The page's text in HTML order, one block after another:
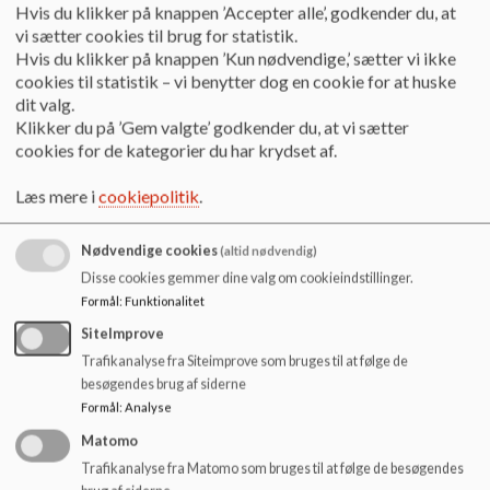
Vi har samling for børnemiljøet en dag om ugen, hvor der
bliver sunget sange og givet beskeder af elever, pædagoger
og lærere.
I Nordhuset er der samling hver anden uge, hvor der er oplæg,
vises nyheder og meget andet.
Et af årets højdepunkter er, når vi omdanner skolen til en
Miniby i en uge i foråret. Her arbejder vi på tværs af årgange
Dagen inden efterårsferien afholder vi skolernes motionsløb,
hvor alle forældre også er velkomne til at løbe med.
Vores elevråd arrangerer på tværs af årgangene
høvdingebold og nissecup for elever i børnemiljøet.
Vi pynter hele skolen op ved fælles juleklippedag i starten af
december. Inden juleferien går vi i kirke og ser 3. årgang, der
har forberedt årets krybbespil.
Hvis du klikker på knappen ’Accepter alle’, godkender du, at
vi sætter cookies til brug for statistik.
Hvis du klikker på knappen ’Kun nødvendige,’ sætter vi ikke
cookies til statistik – vi benytter dog en cookie for at huske
dit valg.
Klikker du på ’Gem valgte’ godkender du, at vi sætter
cookies for de kategorier du har krydset af.
Læs mere icookiepolitik.
Nødvendige cookies(altid nødvendig)
Disse cookies gemmer dine valg om cookieindstillinger.
Formål: Funktionalitet
SiteImprove
Trafikanalyse fra Siteimprove som bruges til at følge de
besøgendes brug af siderne
Formål : Analyse
Matomo
Trafikanalyse fra Matomo som bruges til at følge de besøgendes